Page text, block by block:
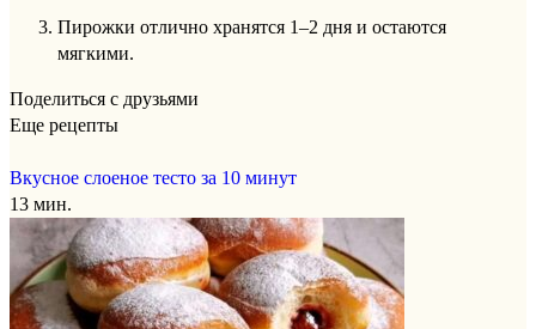
Пирожки отлично хранятся 1–2 дня и остаются
мягкими.
Поделиться с друзьями
Еще рецепты
Вкусное слоеное тесто за 10 минут
13 мин.